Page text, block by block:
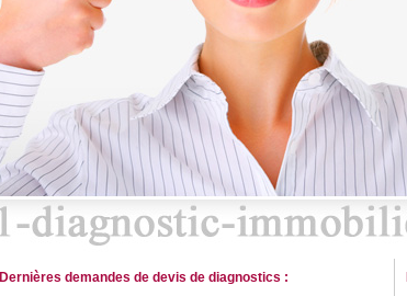
Dernières demandes de devis de diagnostics :